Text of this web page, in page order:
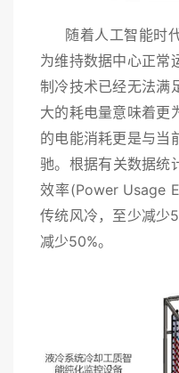
随着人工智能时
为维持数据中心正常
制冷技术已经无法满
大的耗电量意味着更
的电能消耗更是与当
驰。根据有关数据统
效率(Power Usage
传统风冷，至少减少
减少50%。